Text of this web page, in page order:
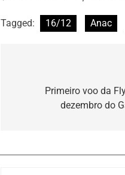
Tagged: 16/12 Anac
Primeiro voo da
dezembro do